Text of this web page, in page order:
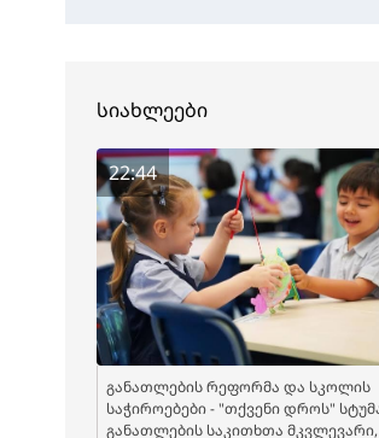
სიახლეები
22:44
განათლების რეფორმა და სკოლის
საჭიროებები - "თქვენი დროს"
განათლების საკითხთა მკვლევარი,